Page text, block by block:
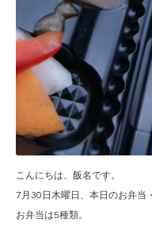
こんにちは、飯名です。
7月30日木曜日、本日のお弁当
お弁当は5種類。